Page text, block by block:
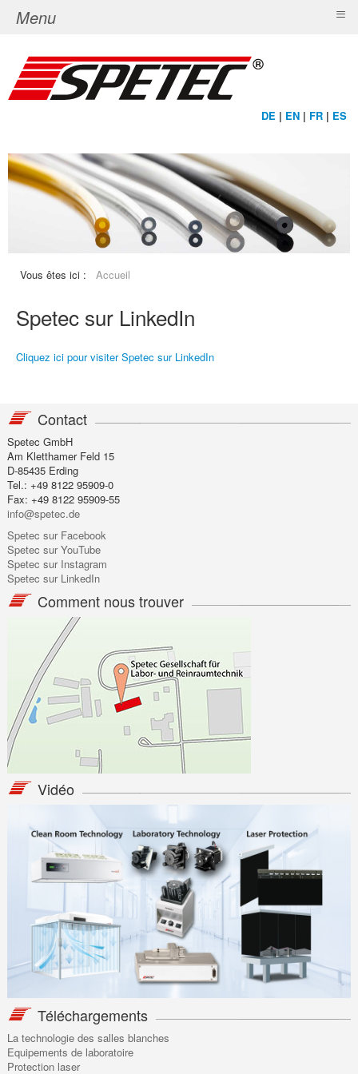
DE | EN | FR | ES
Vous êtes ici : Accueil
Spetec sur LinkedIn
Cliquez ici pour visiter Spetec sur LinkedIn
Contact
Spetec GmbH
Am Kletthamer Feld 15
D-85435 Erding
Tel.: +49 8122 95909-0
Fax: +49 8122 95909-55
info@spetec.de
Spetec sur Facebook
Spetec sur YouTube
Spetec sur Instagram
Spetec sur LinkedIn
Comment nous trouver
Vidéo
Téléchargements
La technologie des salles blanches
Equipements de laboratoire
Protection laser
Menu ≡